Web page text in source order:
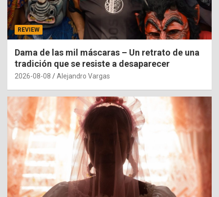
REVIEW
Dama de las mil máscaras – Un retrato de una
tradición que se resiste a desaparecer
2026-08-08 Alejandro Vargas